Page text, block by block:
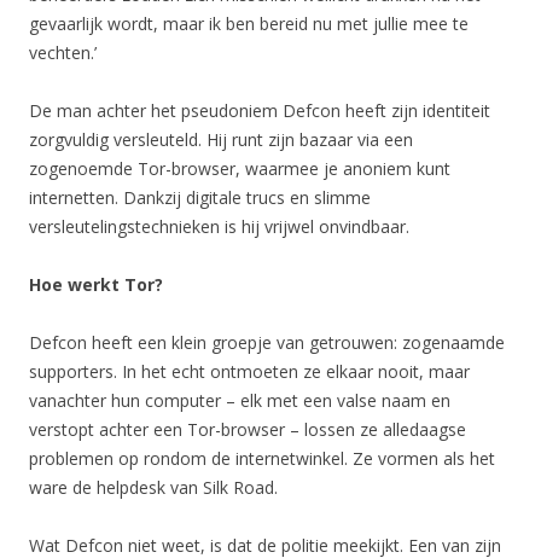
gevaarlijk wordt, maar ik ben bereid nu met jullie mee te
vechten.’
De man achter het pseudoniem Defcon heeft zijn identiteit
zorgvuldig versleuteld. Hij runt zijn bazaar via een
zogenoemde Tor-browser, waarmee je anoniem kunt
internetten. Dankzij digitale trucs en slimme
versleutelingstechnieken is hij vrijwel onvindbaar.
Hoe werkt Tor?
Defcon heeft een klein groepje van getrouwen: zogenaamde
supporters. In het echt ontmoeten ze elkaar nooit, maar
vanachter hun computer – elk met een valse naam en
verstopt achter een Tor-browser – lossen ze alledaagse
problemen op rondom de internetwinkel. Ze vormen als het
ware de helpdesk van Silk Road.
Wat Defcon niet weet, is dat de politie meekijkt. Een van zijn